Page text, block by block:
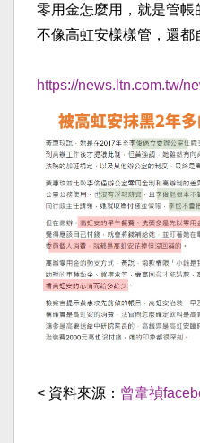
零用金怎麼用，就是管帳
不像高虹安樣樣管，還都
https://news.ltn.com.tw/
< 資料來源： 曾韋禎